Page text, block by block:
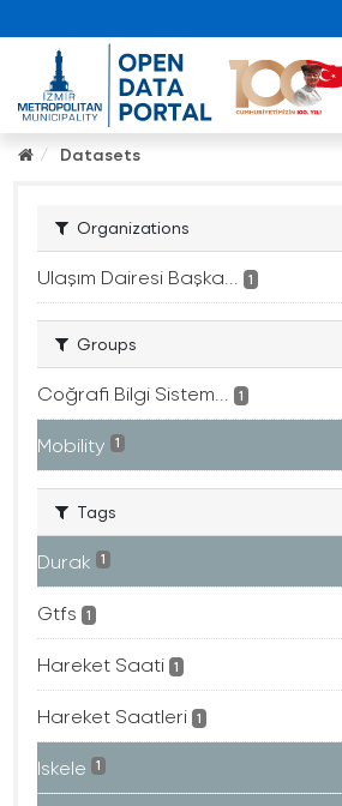
Datasets
Organizations
Ulaşım Dairesi Başka... 1
Groups
Coğrafi Bilgi Sistem... 1
Mobility 1
Tags
Durak 1
Gtfs 1
Hareket Saati 1
Hareket Saatleri 1
Iskele 1